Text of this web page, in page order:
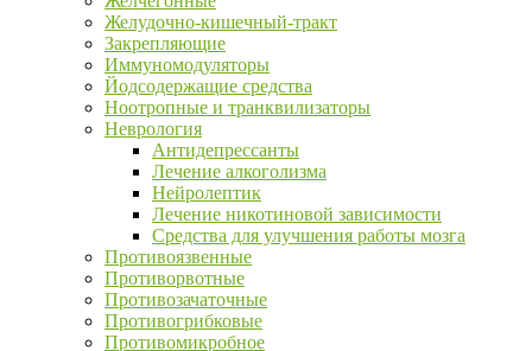
Желудочно-кишечный-тракт
Закрепляющие
Иммуномодуляторы
Йодсодержащие средства
Ноотропные и транквилизаторы
Неврология
Антидепрессанты
Лечение алкоголизма
Нейролептик
Лечение никотиновой зависимости
Средства для улучшения работы мозга
Противоязвенные
Противорвотные
Противозачаточные
Противогрибковые
Противомикробное